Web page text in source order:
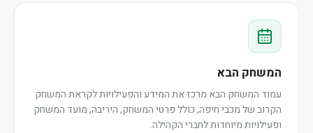
המשחק הבא
עמוד המשחק הבא מרכז את המידע והפעילויות לקראת המשחק
הקרוב של מכבי חיפה, כולל פרטי המשחק, היריבה, מועד המשחק
ופעילויות מיוחדות לחברי הקהילה.